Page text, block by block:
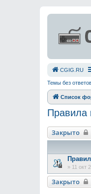
СGIG.RU
Темы без
Список
Правила
Закрыто
» 11 окт
Закрыто